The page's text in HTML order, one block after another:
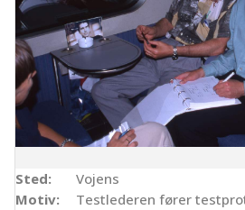
Sted:
Vojens
Motiv:
Testlederen fører